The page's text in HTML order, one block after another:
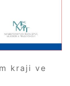
kraji ve